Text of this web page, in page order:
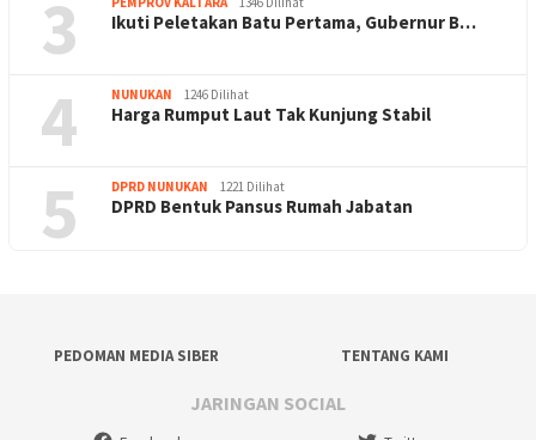
3 Ikuti Peletakan Batu Pertama, Gubernur B…
4 NUNUKAN 1246 Dilihat
Harga Rumput Laut Tak Kunjung Stabil
5 DPRD NUNUKAN 1221 Dilihat
DPRD Bentuk Pansus Rumah Jabatan
PEDOMAN MEDIA SIBER TENTANG KAMI
JARINGAN SOCIAL